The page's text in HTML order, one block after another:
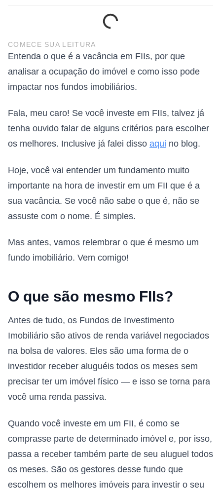
COMECE SUA LEITURA
Entenda o que é a vacância em FIIs, por que
analisar a ocupação do imóvel e como isso pode
impactar nos fundos imobiliários.
Fala, meu caro! Se você investe em FIIs, talvez já
tenha ouvido falar de alguns critérios para escolher
os melhores. Inclusive já falei disso aqui no blog.
Hoje, você vai entender um fundamento muito
importante na hora de investir em um FII que é a
sua vacância. Se você não sabe o que é, não se
assuste com o nome. É simples.
Mas antes, vamos relembrar o que é mesmo um
fundo imobiliário. Vem comigo!
O que são mesmo FIIs?
Antes de tudo, os Fundos de Investimento
Imobiliário são ativos de renda variável negociados
na bolsa de valores. Eles são uma forma de o
investidor receber aluguéis todos os meses sem
precisar ter um imóvel físico — e isso se torna para
você uma renda passiva.
Quando você investe em um FII, é como se
comprasse parte de determinado imóvel e, por isso,
passa a receber também parte de seu aluguel todos
os meses. São os gestores desse fundo que
escolhem os melhores imóveis para investir o seu